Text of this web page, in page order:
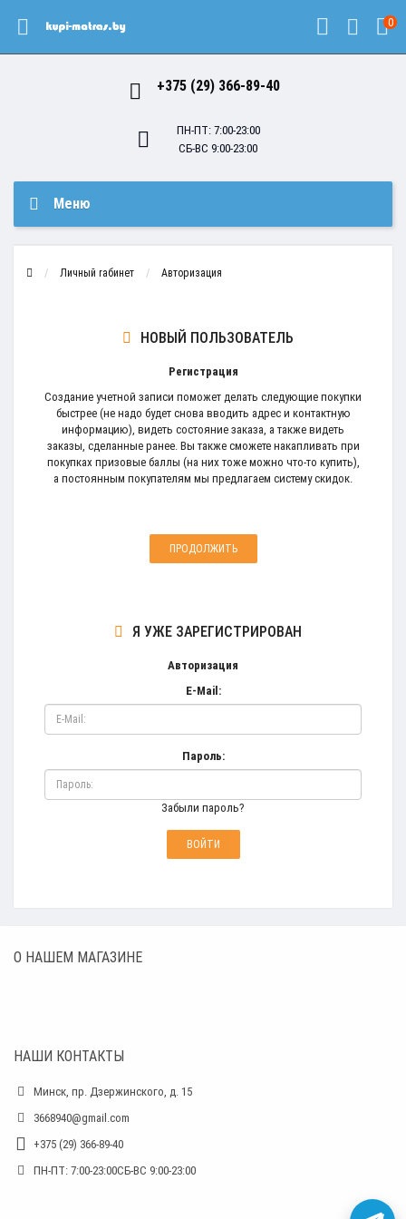
0
+375 (29) 366-89-40
ПН-ПТ: 7:00-23:00
СБ-ВС 9:00-23:00
Меню
Личный rабинет Авторизация
НОВЫЙ ПОЛЬЗОВАТЕЛЬ
Регистрация
Создание учетной записи поможет делать следующие покупки
быстрее (не надо будет снова вводить адрес и контактную
информацию), видеть состояние заказа, а также видеть
заказы, сделанные ранее. Вы также сможете накапливать при
покупках призовые баллы (на них тоже можно что-то купить),
а постоянным покупателям мы предлагаем систему скидок.
ПРОДОЛЖИТЬ
Я УЖЕ ЗАРЕГИСТРИРОВАН
Авторизация
E-Mail:
Пароль:
Забыли пароль?
О НАШЕМ МАГАЗИНЕ
НАШИ КОНТАКТЫ
Минск, пр. Дзержинского, д. 15
3668940@gmail.com
+375 (29) 366-89-40
ПН-ПТ: 7:00-23:00СБ-ВС 9:00-23:00